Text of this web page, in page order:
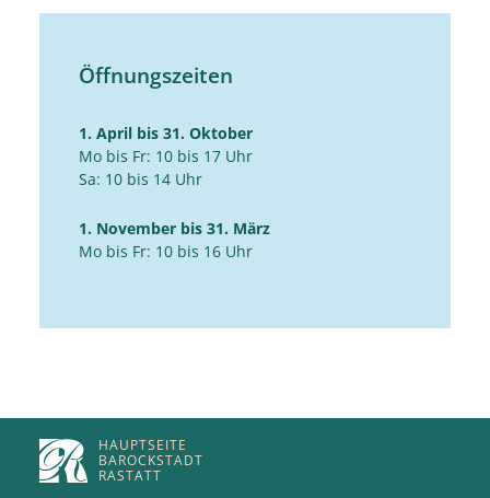
Öffnungszeiten
1. April bis 31. Oktober
Mo bis Fr: 10 bis 17 Uhr
Sa: 10 bis 14 Uhr
1. November bis 31. März
Mo bis Fr: 10 bis 16 Uhr
HAUPTSEITE
BAROCKSTADT
RASTATT